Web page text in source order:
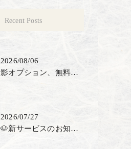
Recent Posts
2026/08/06
撮影オプション、無料でご提供🎉
2026/07/27
【🐶新サービスのお知らせ】